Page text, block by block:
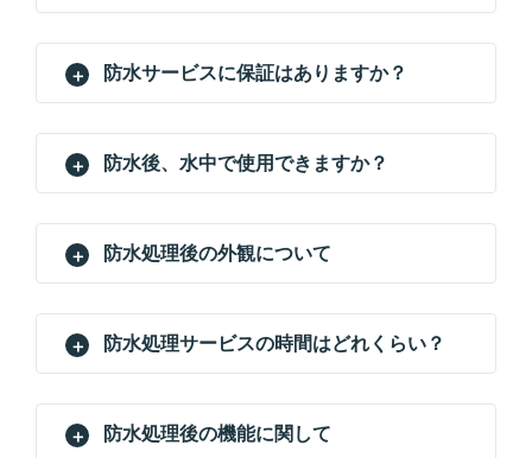
防水サービスに保証はありますか？
防水後、水中で使用できますか？
防水処理後の外観について
防水処理サービスの時間はどれくらい？
防水処理後の機能に関して